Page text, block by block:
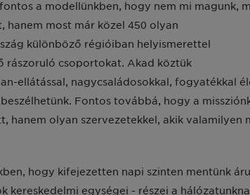
a modellünkben, hogy nem mi magunk,
hanem most már közel 450 olyan
különböző régióiban helyismerettel
rászoruló csoportokat. Akad köztük
ellátással, nagycsaládosokkal, fogyatékkal
Fontos továbbá, hogy a
olyan szervezetekkel, akik valamilyen
hogy kifejezetten napi szinten mentünk
kereskedelmi egységei - részei a